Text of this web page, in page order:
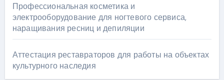
Профессиональная косметика и
электрооборудование для ногтевого сервиса,
наращивания ресниц и депиляции
Аттестация реставраторов для работы на объектах
культурного наследия